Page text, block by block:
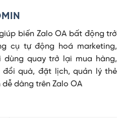
biến Zalo OA bất động trở
cụ tự động hoá marketing,
dùng quay trở lại mua hàng,
đổi quà, đặt lịch, quản lý thẻ
dễ dàng trên Zalo OA